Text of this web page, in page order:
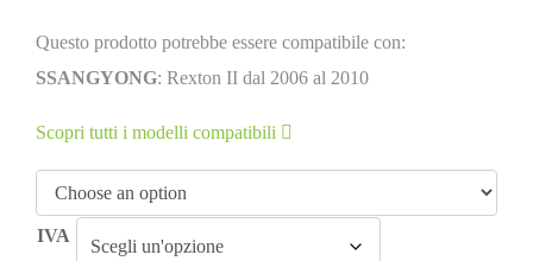
Questo prodotto potrebbe essere compatibile con:
SSANGYONG: Rexton II dal 2006 al 2010
Scopri tutti i modelli compatibili
IVA